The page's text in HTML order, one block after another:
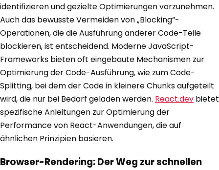
identifizieren und gezielte Optimierungen vorzunehmen.
Auch das bewusste Vermeiden von „Blocking“-
Operationen, die die Ausführung anderer Code-Teile
blockieren, ist entscheidend. Moderne JavaScript-
Frameworks bieten oft eingebaute Mechanismen zur
Optimierung der Code-Ausführung, wie zum Code-
Splitting, bei dem der Code in kleinere Chunks aufgeteilt
wird, die nur bei Bedarf geladen werden. React.dev bietet
spezifische Anleitungen zur Optimierung der
Performance von React-Anwendungen, die auf
ähnlichen Prinzipien basieren.
Browser-Rendering: Der Weg zur schnellen